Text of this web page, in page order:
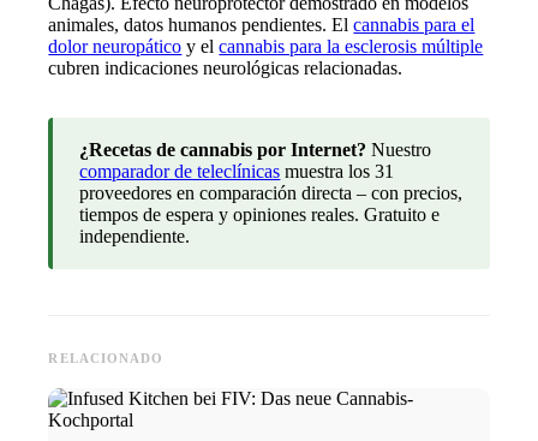
animales, datos humanos pendientes. Elcannabis para el
dolor neuropático y elcannabis para la esclerosis múltiple
cubren indicaciones neurológicas relacionadas.
¿Recetas de cannabis por Internet? Nuestro
comparador de teleclínicas muestra los 31
proveedores en comparación directa – con precios,
tiempos de espera y opiniones reales. Gratuito e
independiente.
RELACIONADO